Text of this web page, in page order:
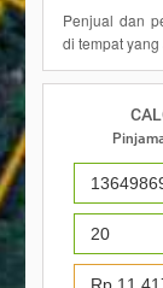
Penjual dan
di tempat